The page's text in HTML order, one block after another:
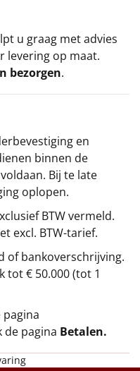
u graag met advies
levering op maat.
bezorgen.
en
binnen de
Bij te late
oplopen.
BTW vermeld.
excl. BTW-tarief.
of bankoverschrijving.
tot € 50.000 (tot 1
pagina
de pagina Betalen.